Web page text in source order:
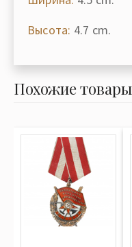
Высота: 4.7 cm.
Похожие товары